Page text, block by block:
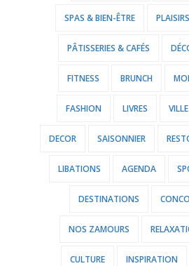
SPAS & BIEN-ÊTRE
PÂTISSERIES & CAFÉS
FITNESS BRUNCH
FASHION LIVRES
DECOR SAISONNIER
LIBATIONS AGENDA
DESTINATIONS
NOS ZAMOURS
CULTURE INSPIRATION